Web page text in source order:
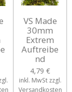
VS Made
30mm
Extrem
Auftreibe
nd
4,79 €
inkl. MwSt zzgl.
Versandkosten